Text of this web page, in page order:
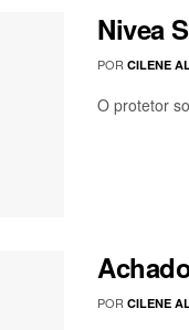
Nivea
POR CILENE
O protetor
POR CILENE